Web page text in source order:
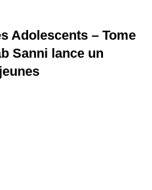
Adolescents – Tome
Sanni lance un